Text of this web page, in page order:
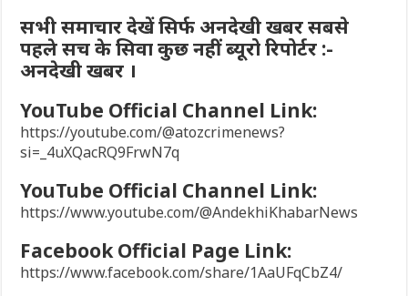
सभी समाचार देखें सिर्फ अनदेखी खबर सबसे
पहले सच के सिवा कुछ नहीं ब्यूरो रिपोर्टर :-
अनदेखी खबर ।
YouTube Official Channel Link:
https://youtube.com/@atozcrimenews?
si=_4uXQacRQ9FrwN7q
YouTube Official Channel Link:
https://www.youtube.com/@AndekhiKhabarNews
Facebook Official Page Link:
https://www.facebook.com/share/1AaUFqCbZ4/